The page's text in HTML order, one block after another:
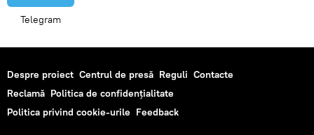
Telegram
Despre proiect Centrul de presă Reguli Contacte
Reclamă Politica de confidențialitate
Politica privind cookie-urile Feedback